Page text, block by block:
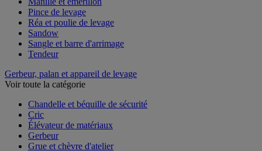
Pince de levage
Réa et poulie de levage
Sandow
Sangle et barre d'arrimage
Tendeur
Gerbeur, palan et appareil de levage
Voir toute la catégorie
Chandelle et béquille de sécurité
Cric
Élévateur de matériaux
Gerbeur
Grue et chèvre d'atelier